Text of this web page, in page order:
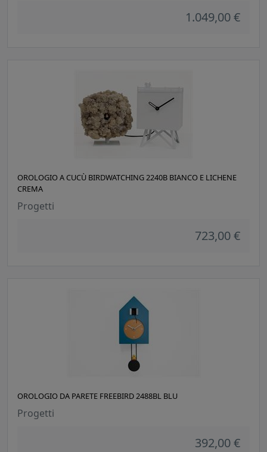
1.049,00 €
OROLOGIO A CUCÙ BIRDWATCHING 2240B BIANCO E LICHENE
CREMA
Progetti
723,00 €
OROLOGIO DA PARETE FREEBIRD 2488BL BLU
Progetti
392,00 €